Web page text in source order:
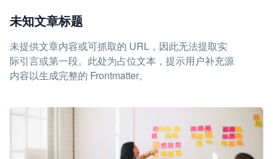
未知文章标题
未提供文章内容或可抓取的 URL，因此无法提取实
际引言或第一段。此处为占位文本，提示用户补充源
内容以生成完整的 Frontmatter。